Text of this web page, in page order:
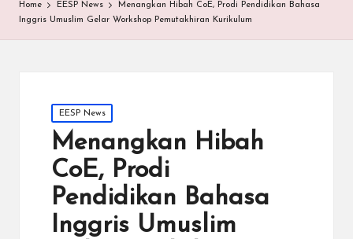
Home EESP News
Menangkan Hibah CoE, Prodi Pendidikan Bahasa
Inggris Umuslim Gelar Workshop Pemutakhiran Kurikulum
EESP News
Menangkan Hibah
CoE, Prodi
Pendidikan Bahasa
Inggris Umuslim